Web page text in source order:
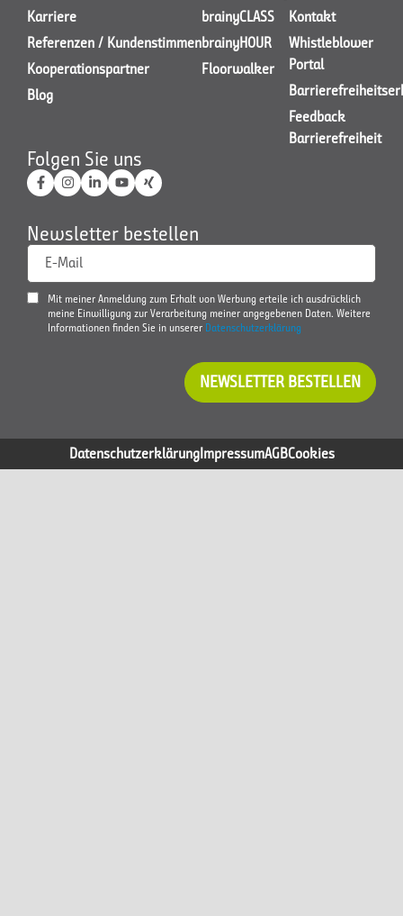
JETZT KONTAKT AUFNEHMEN
Karriere
Referenzen / Kundenstimmen
Kooperationspartner
Blog
brainyCLASS
brainyHOUR
Floorwalker
Kontakt
Whistleblower
Portal
Feedback
Barrierefreiheit
Folgen Sie uns
Newsletter bestellen
E-Mail
Mit meiner Anmeldung zum Erhalt von Werbung erteile ich ausdrücklich
meine Einwilligung zur Verarbeitung meiner angegebenen Daten. Weitere
Informationen finden Sie in unserer Datenschutzerklärung
NEWSLETTER BESTELLEN
DatenschutzerklärungImpressumAGBCookies